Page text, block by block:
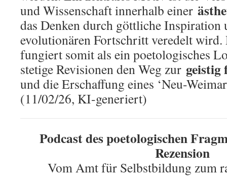
und Wissenschaft innerhalb einer
das Denken durch göttliche
evolutionären Fortschritt veredelt
fungiert somit als ein poetologisches
stetige Revisionen den Weg zur
und die Erschaffung eines ‘Neu-
(11/02/26, KI-generiert)
Podcast des poetologischen
Rezension
Vom Amt für Selbstbildung zum